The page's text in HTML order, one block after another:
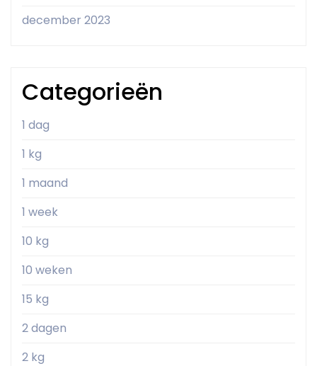
december 2023
Categorieën
1 dag
1 kg
1 maand
1 week
10 kg
10 weken
15 kg
2 dagen
2 kg